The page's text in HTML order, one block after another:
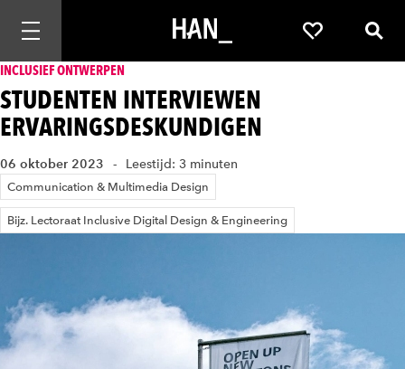
Mobiele navigatie openen Favorieten
INCLUSIEF ONTWERPEN
STUDENTEN INTERVIEWEN
ERVARINGSDESKUNDIGEN
06 oktober 2023 Leestijd: 3 minuten
Communication & Multimedia Design
Bijz. Lectoraat Inclusive Digital Design & Engineering